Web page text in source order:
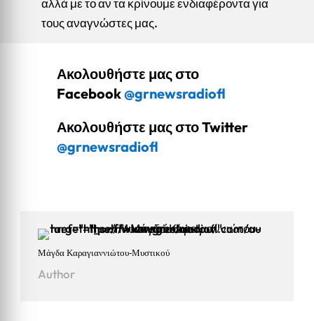
αλλά με το αν τα κρίνουμε ενδιαφέροντα για
τους αναγνώστες μας.
Ακολουθήστε μας στο
Facebook@grnewsradiofl
Ακολουθήστε μας στο Twitter
@grnewsradiofl
Μάγδα Καραγιαννιώτου-Μυστικού
Author